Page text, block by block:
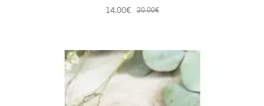
20.00€
14.00€